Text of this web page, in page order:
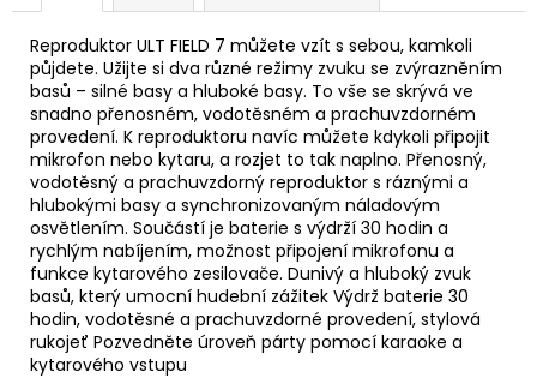
Reproduktor ULT FIELD 7 můžete vzít s sebou, kamkoli
půjdete. Užijte si dva různé režimy zvuku se zvýrazněním
basů – silné basy a hluboké basy. To vše se skrývá ve
snadno přenosném, vodotěsném a prachuvzdorném
provedení. K reproduktoru navíc můžete kdykoli připojit
mikrofon nebo kytaru, a rozjet to tak naplno. Přenosný,
vodotěsný a prachuvzdorný reproduktor s ráznými a
hlubokými basy a synchronizovaným náladovým
osvětlením. Součástí je baterie s výdrží 30 hodin a
rychlým nabíjením, možnost připojení mikrofonu a
funkce kytarového zesilovače. Dunivý a hluboký zvuk
basů, který umocní hudební zážitek Výdrž baterie 30
hodin, vodotěsné a prachuvzdorné provedení, stylová
rukojeť Pozvedněte úroveň párty pomocí karaoke a
kytarového vstupu
BRAVIA
3
II
(K65XR35M2PB.CEI)
28
999
Kč